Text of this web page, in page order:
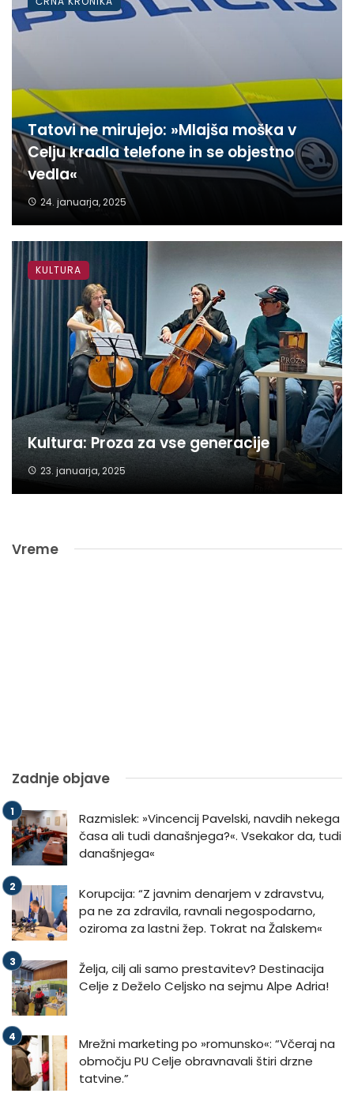
Tatovi ne mirujejo: »Mlajša moška v
Celju kradla telefone in se objestno
vedla«
24. januarja, 2025
Kultura: Proza za vse generacije
23. januarja, 2025
KULTURA
Vreme
Zadnje objave
Razmislek: »Vincencij Pavelski, navdih nekega
časa ali tudi današnjega?«. Vsekakor da, tudi
današnjega«
Korupcija: “Z javnim denarjem v zdravstvu,
pa ne za zdravila, ravnali negospodarno,
oziroma za lastni žep. Tokrat na Žalskem«
Želja, cilj ali samo prestavitev? Destinacija
Celje z Deželo Celjsko na sejmu Alpe Adria!
Mrežni marketing po »romunsko«: “Včeraj na
območju PU Celje obravnavali štiri drzne
tatvine.”